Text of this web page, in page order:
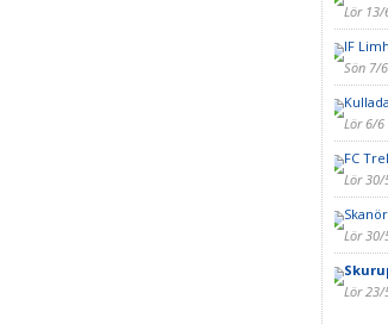
Lör 13/
IF
Sön 7/
Lör 6/6
FC
Lör 30/
Lör 30/
Lör 23/